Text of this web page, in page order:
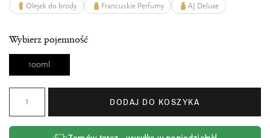
Olejek do brody
Francuskie Perfumy AJ Deluxe
Wybierz pojemność
100ml
DODAJ DO KOSZYKA